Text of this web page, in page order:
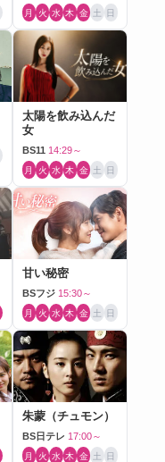
月 火 水 木 金 土 日
太陽を飲み込んだ
女
BS11 14:29～
月 火 水 木 金 土 日
甘い秘密
BSフジ 15:30～
月 火 水 木 金 土 日
朱蒙（チュモン）
BS日テレ 17:00～
月 火 水 木 金 土 日